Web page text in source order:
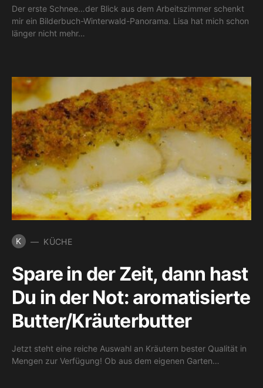
Der erste Schnee…der Blick aus dem Arbeitszimmer schenkt
mir ein Bilderbuch-Winterwald-Panorama. Lisa hat mich schon
länger nicht mehr…
K KÜCHE
Spare in der Zeit, dann hast
Du in der Not: aromatisierte
Butter/Kräuterbutter
Jetzt steht eine reiche Auswahl an Kräutern bester Qualität in
Mengen zur Verfügung! Ob aus dem eigenen Garten…